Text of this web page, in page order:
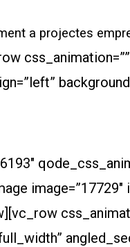
a projectes